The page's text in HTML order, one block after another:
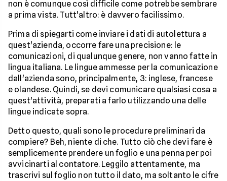
non è comunque così difficile come potrebbe sembrare
a prima vista. Tutt'altro: è davvero facilissimo.
Prima di spiegarti come inviare i dati di autolettura a
quest'azienda, occorre fare una precisione: le
comunicazioni, di qualunque genere, non vanno fatte in
lingua italiana. Le lingue ammesse per la comunicazione
dall'azienda sono, principalmente, 3: inglese, francese
e olandese. Quindi, se devi comunicare qualsiasi cosa a
quest'attività, preparati a farlo utilizzando una delle
lingue indicate sopra.
Detto questo, quali sono le procedure preliminari da
compiere? Beh, niente di che. Tutto ciò che devi fare è
semplicemente prendere un foglio e una penna per poi
avvicinarti al contatore. Leggilo attentamente, ma
trascrivi sul foglio non tutto il dato, ma soltanto le cifre